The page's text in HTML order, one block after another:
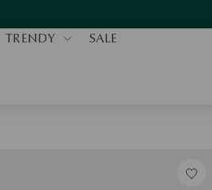
TRENDY SALE